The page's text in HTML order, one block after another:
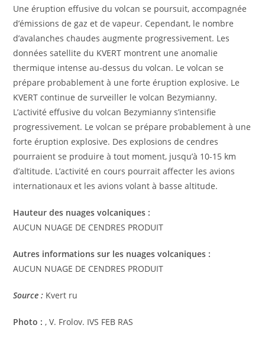
Une éruption effusive du volcan se poursuit, accompagnée
d’émissions de gaz et de vapeur. Cependant, le nombre
d’avalanches chaudes augmente progressivement. Les
données satellite du KVERT montrent une anomalie
thermique intense au-dessus du volcan. Le volcan se
prépare probablement à une forte éruption explosive. Le
KVERT continue de surveiller le volcan Bezymianny.
L’activité effusive du volcan Bezymianny s’intensifie
progressivement. Le volcan se prépare probablement à une
forte éruption explosive. Des explosions de cendres
pourraient se produire à tout moment, jusqu’à 10-15 km
d’altitude. L’activité en cours pourrait affecter les avions
internationaux et les avions volant à basse altitude.
Hauteur des nuages ​​volcaniques :
AUCUN NUAGE DE CENDRES PRODUIT
Autres informations sur les nuages ​​volcaniques :
AUCUN NUAGE DE CENDRES PRODUIT
Source : Kvert ru
Photo : , V. Frolov. IVS FEB RAS